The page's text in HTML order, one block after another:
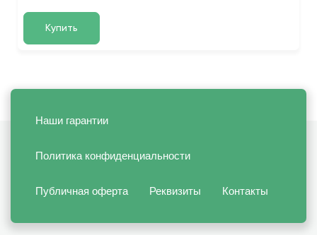
Купить
Наши гарантии
Политика конфиденциальности
Публичная оферта Реквизиты Контакты